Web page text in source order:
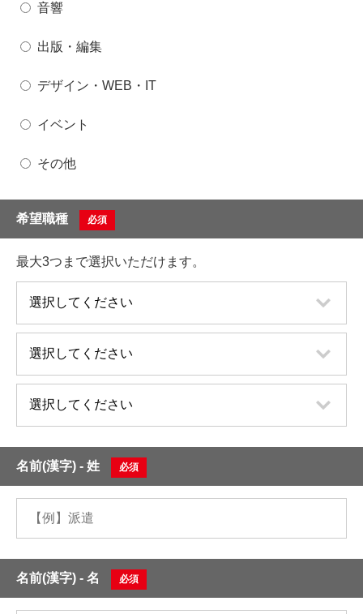
音響
出版・編集
デザイン・WEB・IT
イベント
その他
希望職種 必須
最大3つまで選択いただけます。
名前(漢字) - 姓 必須
名前(漢字) - 名 必須